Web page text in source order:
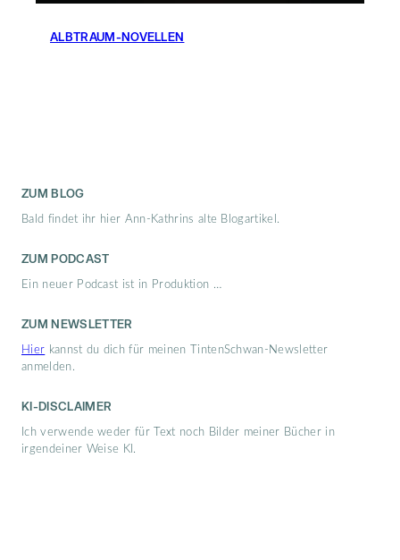
ALBTRAUM-NOVELLEN
ZUM BLOG
Bald findet ihr hier Ann-Kathrins alte Blogartikel.
ZUM PODCAST
Ein neuer Podcast ist in Produktion …
ZUM NEWSLETTER
Hier kannst du dich für meinen TintenSchwan-Newsletter
anmelden.
KI-DISCLAIMER
Ich verwende weder für Text noch Bilder meiner Bücher in
irgendeiner Weise KI.